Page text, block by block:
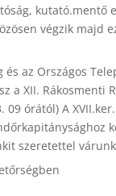
kutató.mentő
végzik majd
és az Országos
a XII. Rákosmenti
09 órától) A
szeretettel